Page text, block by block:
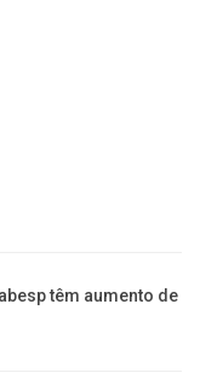
têm aumento de